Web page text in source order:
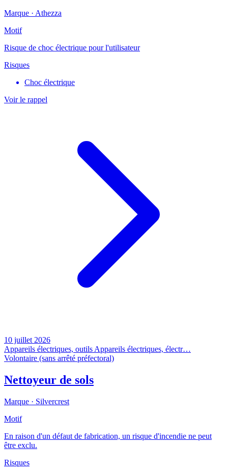
Marque · Athezza
Motif
Risque de choc électrique pour l'utilisateur
Risques
Choc électrique
Voir le rappel
10 juillet 2026
Appareils électriques, outilsAppareils électriques, électr…
Volontaire (sans arrêté préfectoral)
Nettoyeur de sols
Marque · Silvercrest
Motif
En raison d'un défaut de fabrication, un risque d'incendie ne peut
être exclu.
Risques